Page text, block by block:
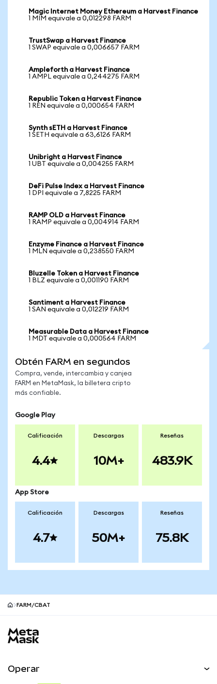
Magic Internet Money Ethereum a Harvest Finance
1 MIM equivale a 0,012298 FARM
TrustSwap a Harvest Finance
1 SWAP equivale a 0,006657 FARM
Ampleforth a Harvest Finance
1 AMPL equivale a 0,244275 FARM
Republic Token a Harvest Finance
1 REN equivale a 0,000654 FARM
Synth sETH a Harvest Finance
1 SETH equivale a 63,6126 FARM
Unibright a Harvest Finance
1 UBT equivale a 0,004255 FARM
DeFi Pulse Index a Harvest Finance
1 DPI equivale a 7,8225 FARM
RAMP OLD a Harvest Finance
1 RAMP equivale a 0,004914 FARM
Enzyme Finance a Harvest Finance
1 MLN equivale a 0,238550 FARM
Bluzelle Token a Harvest Finance
1 BLZ equivale a 0,001190 FARM
Santiment a Harvest Finance
1 SAN equivale a 0,012219 FARM
Measurable Data a Harvest Finance
1 MDT equivale a 0,000564 FARM
Obtén FARM en segundos
Compra, vende, intercambia y canjea
FARM en MetaMask, la billetera cripto
más confiable.
Google Play
Calificación
4.4
Descargas
10M+
Reseñas
483.9K
App Store
Calificación
4.7
Descargas
50M+
Reseñas
75.8K
FARM/CBAT
Operar